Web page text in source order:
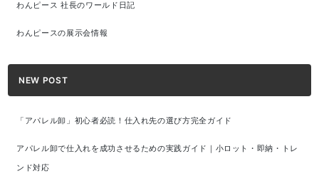
わんピース 社長のワールド日記
わんピースの展示会情報
NEW POST
「アパレル卸」初心者必読！仕入れ先の選び方完全ガイド
アパレル卸で仕入れを成功させるための実践ガイド｜小ロット・即納・トレ
ンド対応